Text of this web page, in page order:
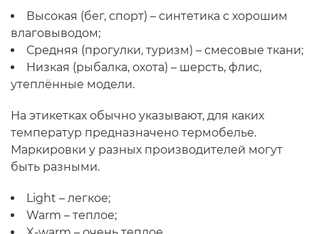
Высокая (бег, спорт) – синтетика с хорошим
влаговыводом;
Средняя (прогулки, туризм) – смесовые ткани;
Низкая (рыбалка, охота) – шерсть, флис,
утеплённые модели.
На этикетках обычно указывают, для каких
температур предназначено термобелье.
Маркировки у разных производителей могут
быть разными.
Light – легкое;
Warm – теплое;